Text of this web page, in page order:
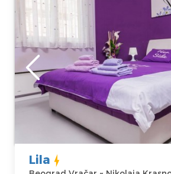
Lokacija Vračar. Nalazi se u
Krasnova. Prosecna cena
40€. Idealan apartman za 4
Beograd
Lokacija:
Beograd Vračar
Adresa:Nikolaja
Krasnova 6
Gosti:
m2
Struktura :
Dvosoban
Lila